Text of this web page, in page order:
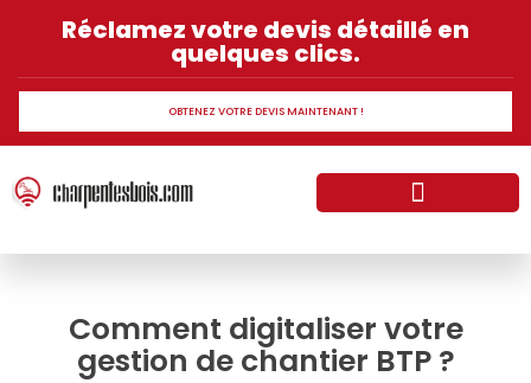
Réclamez votre devis détaillé en
quelques clics.
OBTENEZ VOTRE DEVIS MAINTENANT !
Comment digitaliser votre
gestion de chantier BTP ?